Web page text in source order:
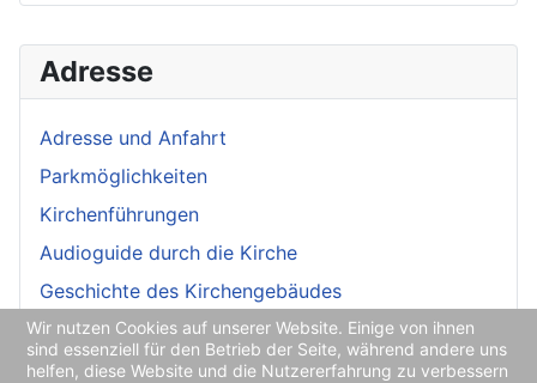
Adresse
Adresse und Anfahrt
Parkmöglichkeiten
Kirchenführungen
Audioguide durch die Kirche
Geschichte des Kirchengebäudes
Mauer wird Kunstwerk
Wir nutzen Cookies auf unserer Website. Einige von ihnen
sind essenziell für den Betrieb der Seite, während andere uns
helfen, diese Website und die Nutzererfahrung zu verbessern